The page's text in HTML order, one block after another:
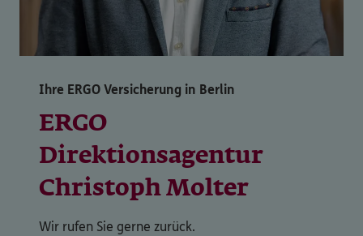
Ihre ERGO Versicherung in Berlin
ERGO
Direktionsagentur
Christoph Molter
Wir rufen Sie gerne zurück.